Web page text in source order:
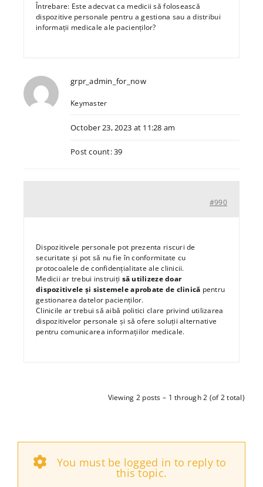
Întrebare: Este adecvat ca medicii să folosească
dispozitive personale pentru a gestiona sau a distribui
informații medicale ale pacienților?
grpr_admin_for_now
Keymaster
October 23, 2023 at 11:28 am
Post count: 39
#990
Dispozitivele personale pot prezenta riscuri de
securitate și pot să nu fie în conformitate cu
protocoalele de confidențialitate ale clinicii.
Medicii ar trebui instruiți să utilizeze doar
dispozitivele și sistemele aprobate de clinică pentru
gestionarea datelor pacienților.
Clinicile ar trebui să aibă politici clare privind utilizarea
dispozitivelor personale și să ofere soluții alternative
pentru comunicarea informațiilor medicale.
Viewing 2 posts – 1 through 2 (of 2 total)
You must be logged in to reply to
this topic.